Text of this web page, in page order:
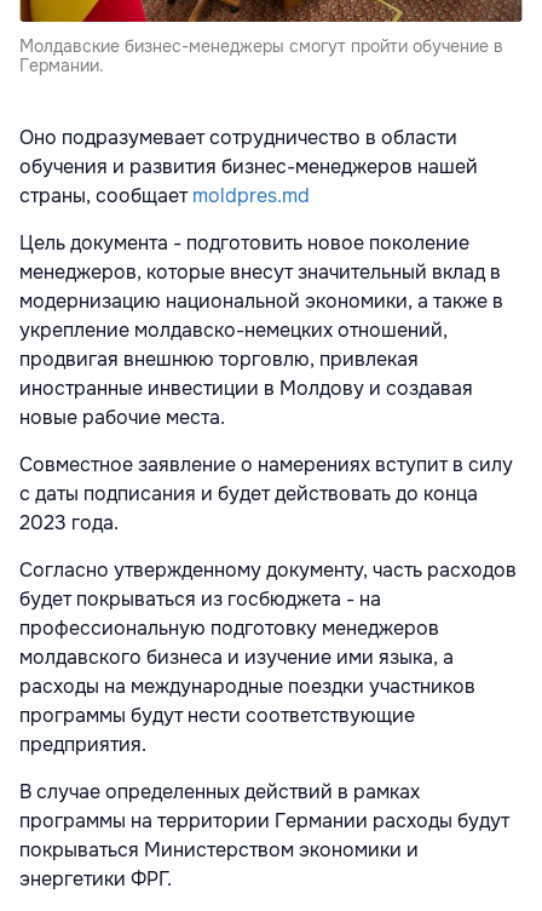
Молдавские бизнес-менеджеры смогут пройти обучение в
Германии.
Оно подразумевает сотрудничество в области
обучения и развития бизнес-менеджеров нашей
страны, сообщаетmoldpres.md
Цель документа - подготовить новое поколение
менеджеров, которые внесут значительный вклад в
модернизацию национальной экономики, а также в
укрепление молдавско-немецких отношений,
продвигая внешнюю торговлю, привлекая
иностранные инвестиции в Молдову и создавая
новые рабочие места.
Совместное заявление о намерениях вступит в силу
с даты подписания и будет действовать до конца
2023 года.
Согласно утвержденному документу, часть расходов
будет покрываться из госбюджета - на
профессиональную подготовку менеджеров
молдавского бизнеса и изучение ими языка, а
расходы на международные поездки участников
программы будут нести соответствующие
предприятия.
В случае определенных действий в рамках
программы на территории Германии расходы будут
покрываться Министерством экономики и
энергетики ФРГ.